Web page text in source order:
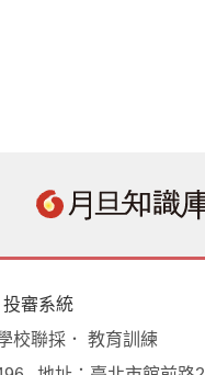
投審系統
校聯採． 教育訓練